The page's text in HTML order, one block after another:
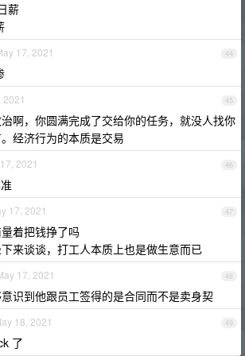
薪
44
17, 2021
45
2021
啊，你圆满完成了交给你的任务，就没人找你
经济行为的本质是交易
46
2021
47
17, 2021
着把钱挣了吗
来谈谈，打工人本质上也是做生意而已
48
17, 2021
识到他跟员工签得的是合同而不是卖身契
49
18, 2021
了